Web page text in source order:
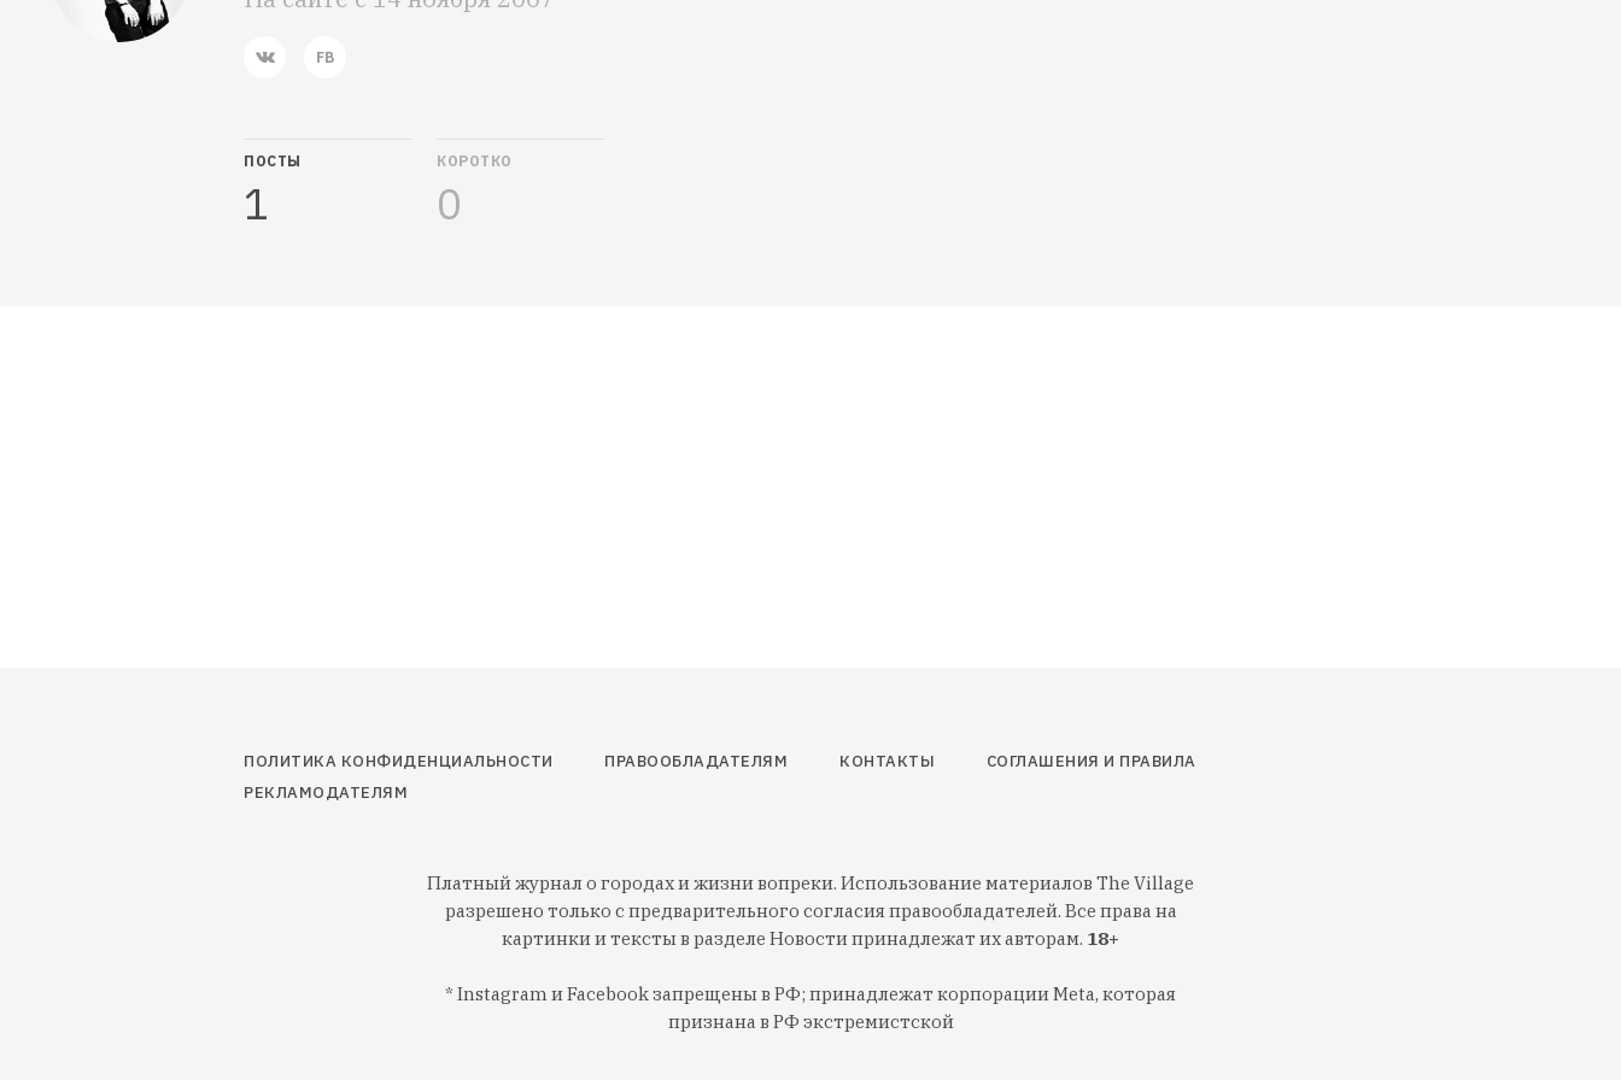
ПОСТЫ
1
КОРОТКО
0
ПОЛИТИКА КОНФИДЕНЦИАЛЬНОСТИ ПРАВООБЛАДАТЕЛЯМ КОНТАКТЫ
СОГЛАШЕНИЯ И ПРАВИЛА
РЕКЛАМОДАТЕЛЯМ
Платный журнал о городах и жизни вопреки. Использование материалов The Village
разрешено только с предварительного согласия правообладателей. Все права на
картинки и тексты в разделе Новости принадлежат их авторам. 18+
* Instagram и Facebook запрещены в РФ; принадлежат корпорации Meta, которая
признана в РФ экстремистской